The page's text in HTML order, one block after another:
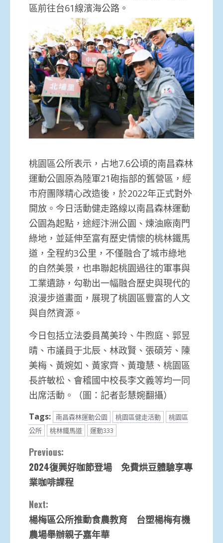
區前往台61線濱海公路。
桃園區公所表示，占地7.6公頃的南昌森林
運動公園原為陸軍21砲指部的舊營區，經
市府團隊精心改造後，於2022年正式對外
開放。今日活動健走路線以南昌森林運動
公園為起點，途經汴洲公園、煉油廠南門
綠地，並延伸至富有歷史情懷的桃林鐵馬
道，全程約3公里，不僅融合了城市綠地
的自然美景，也串聯起桃園過往的軍事與
工業遺跡，勾勒出一幅融合歷史與現代的
浪漫步道畫面，展現了桃園區豐富的人文
與自然資源。
今日包括立法委員萬美玲、牛煦庭、郭昱
晴、市議員于北辰、林政賢、張碩芳、陳
美梅、黃婉如、黃家齊、黃瓊慧、桃園區
長許敏松、會稽國中校長李文義等均一同
出席活動。（圖：記者彭慧婉翻攝）
Tags: 南昌森林運動公園 桃園區健走活動
桃園區
公所
桃林鐵馬道 運動333
Continue
Reading
Previous:
2024復興好咖節登場 免費烘豆體驗享專
業咖啡課程
Next:
楊梅區公所推動食農教育 台塑楊梅有機
農場舉辦親子嘉年華